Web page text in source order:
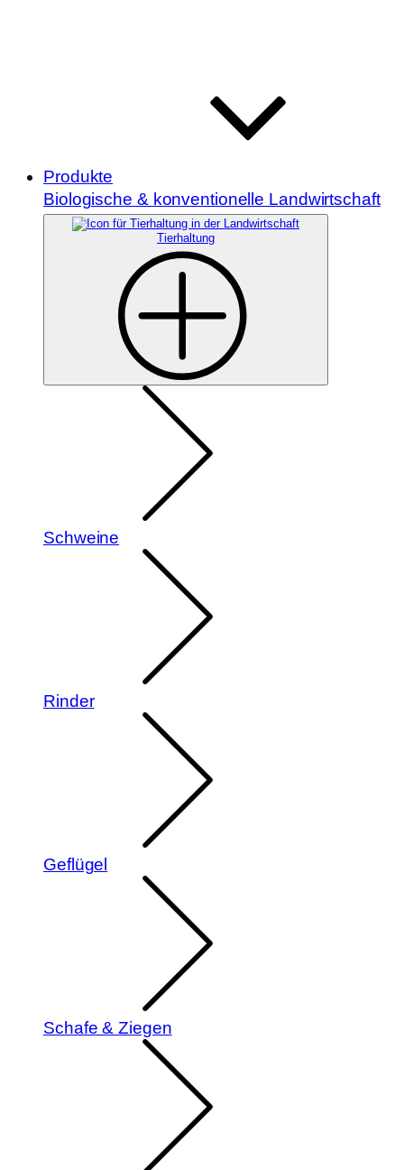
Produkte
Biologische & konventionelle Landwirtschaft
Tierhaltung
Schweine
Rinder
Geflügel
Schafe & Ziegen